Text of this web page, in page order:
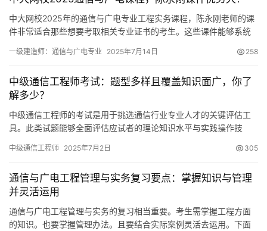
中大网校2025年的通信与广电专业工程实务课程，陈永刚老师的课
件非常适合那些想要考取相关专业证书的考生。这些课件能够系统
一级建造师：通信与广电专业 2025年7月14日 258
中级通信工程师考试：题型多样且覆盖知识面广，你了
解多少？
中级通信工程师的考试是用于挑选通信行业专业人才的关键评估工
具。此类试题能够全面评估应试者的理论知识水平与实践操作技
中级通信工程师 2025年7月2日 305
通信与广电工程管理与实务复习要点：掌握知识与管理
并灵活运用
通信与广电工程管理与实务的复习相当重要。考生需掌握工程方面
的知识。也要掌握管理办法。且要结合实际案例灵活去运用。下面